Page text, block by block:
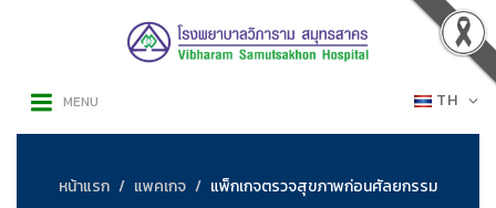
TH
MENU
หน้าแรก แพคเกจ แพ็กเกจตรวจสุขภาพก่อนศัลยกรรม